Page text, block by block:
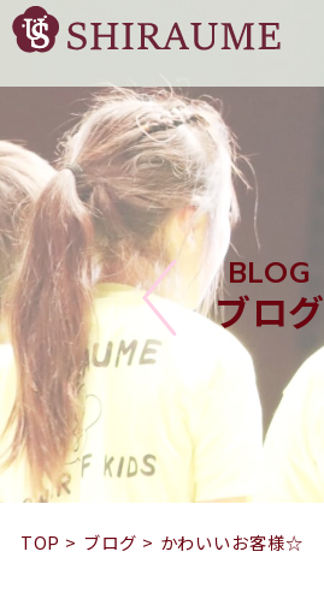
BLOG
ブログ
TOP > ブログ > かわいいお客様☆